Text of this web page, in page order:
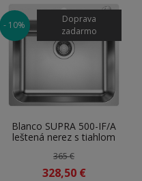
- 10%
Doprava
zadarmo
Blanco SUPRA 500-IF/A
leštená nerez s tiahlom
365 €
328,50 €